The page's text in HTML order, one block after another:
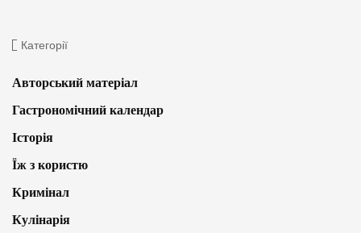
Категорії
Авторський матеріал
Гастрономічний календар
Історія
Їж з користю
Кримінал
Кулінарія